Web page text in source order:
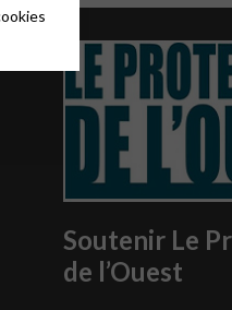
Soutenir Le
de l’Ouest